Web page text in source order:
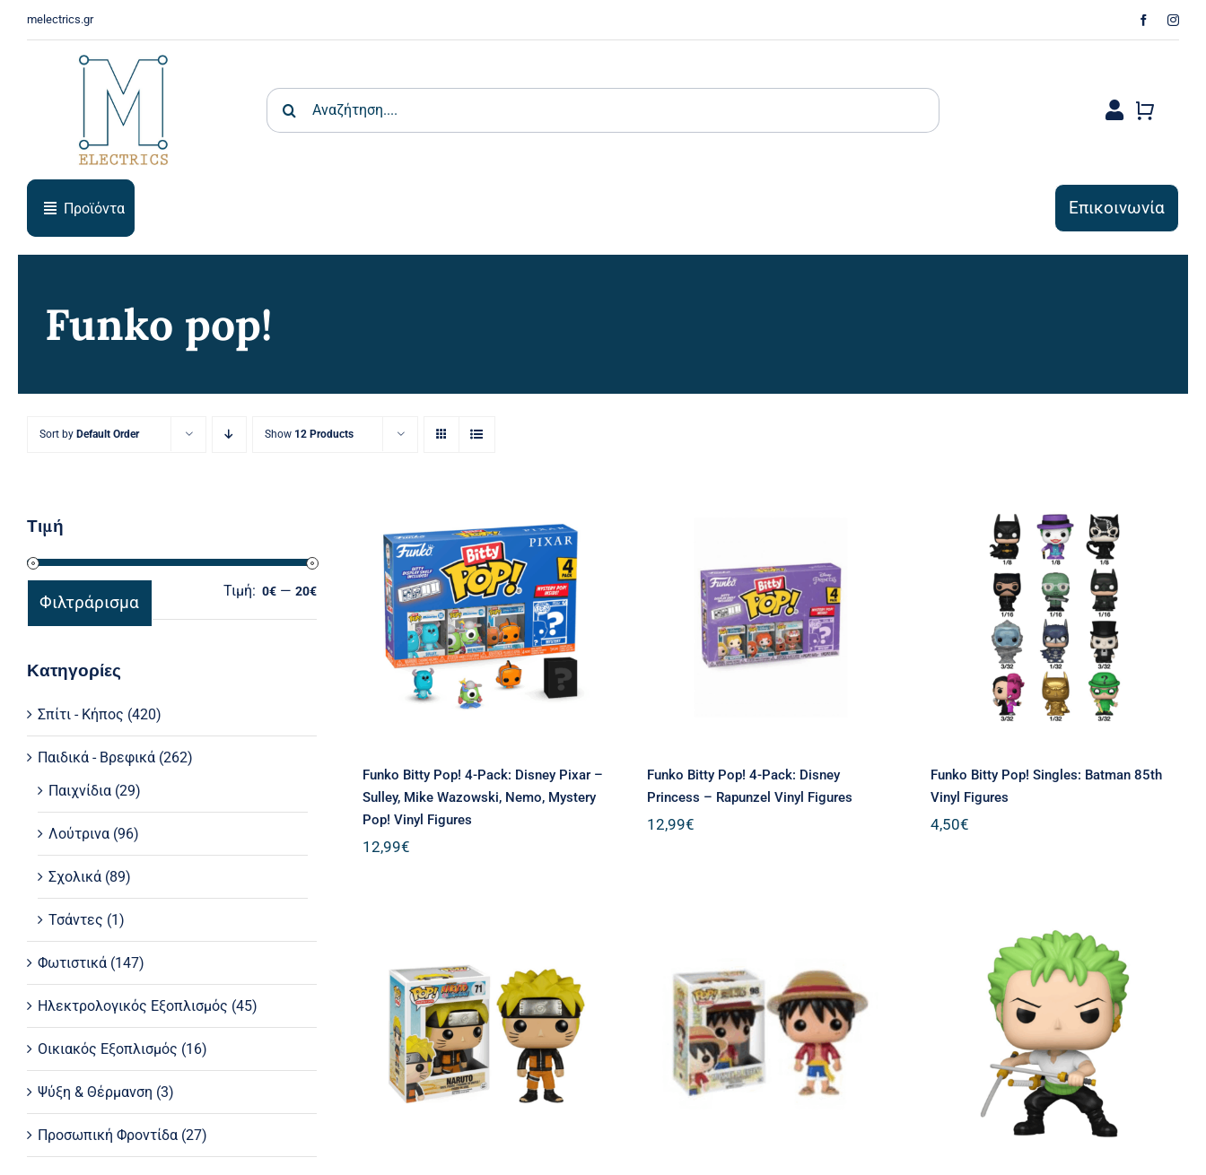
melectrics.gr
Search
for:
Προϊόντα Επικοινωνία
Funko pop!
Sort by Default Order Show 12 Products
Τιμή
Ελάχιστη
Μέγιστη
Φιλτράρισμα
Τιμή: 0€— 20€
Κατηγορίες
Σπίτι - Κήπος (420)
Παιδικά - Βρεφικά (262)
Παιχνίδια (29)
Λούτρινα (96)
Σχολικά (89)
Τσάντες (1)
Φωτιστικά (147)
Ηλεκτρολογικός Εξοπλισμός (45)
Οικιακός Εξοπλισμός (16)
Ψύξη & Θέρμανση (3)
Προσωπική Φροντίδα (27)
Funko Bitty Pop! 4-Pack:
Disney Pixar – Sulley,
Mike Wazowski, Nemo,
Mystery Pop! Vinyl
Figures
Funko Bitty Pop! 4-Pack: Disney Pixar –
Sulley, Mike Wazowski, Nemo, Mystery
Pop! Vinyl Figures
12,99€
Funko Bitty Pop! 4-Pack:
Disney Princess –
Rapunzel Vinyl Figures
Funko Bitty Pop! 4-Pack: Disney
Princess – Rapunzel Vinyl Figures
12,99€
Funko Bitty Pop! Singles:
Batman 85th Vinyl Figures
Funko Bitty Pop! Singles: Batman 85th
Vinyl Figures
4,50€
Funko Pop! Animation:
Naruto Shippuden –
Naruto #71 Vinyl Figure
Funko Pop! Animation:
One Piece – Monkey. D.
Luffy #98 Vinyl Figure
Funko Pop! Animation:
One Piece – Roronoa
Zoro* #1775 Vinyl Figure